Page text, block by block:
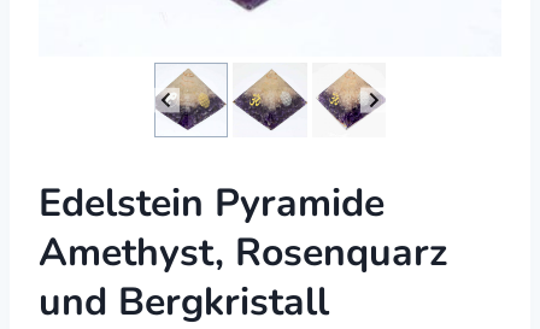
Edelstein Pyramide
Amethyst, Rosenquarz
und Bergkristall